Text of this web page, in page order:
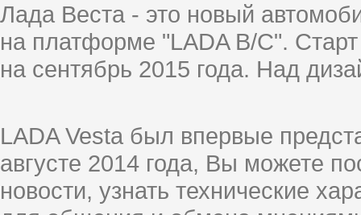
Лада Веста - это новый
на платформе "LADA B/C".
на сентябрь 2015 года. Над
LADA Vesta был впервые
августе 2014 года, Вы можете
новости, узнать технические